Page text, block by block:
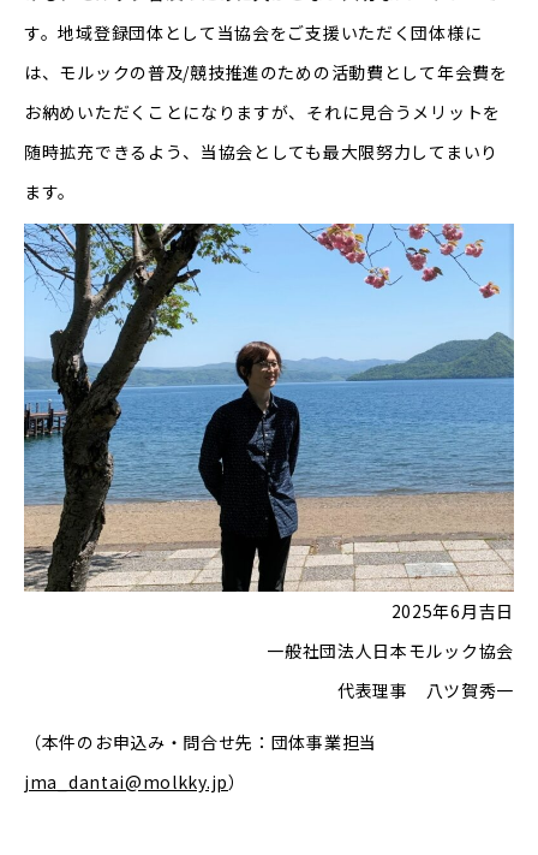
す。地域登録団体として当協会をご支援いただく団体様に
は、モルックの普及/競技推進のための活動費として年会費を
お納めいただくことになりますが、それに見合うメリットを
随時拡充できるよう、当協会としても最大限努力してまいり
ます。
2025年6月吉日
一般社団法人日本モルック協会
代表理事 八ツ賀秀一
（本件のお申込み・問合せ先：団体事業担当
jma_dantai@molkky.jp）